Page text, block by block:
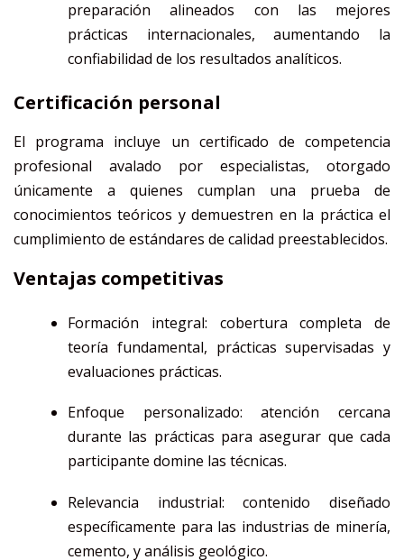
preparación alineados con las mejores
prácticas internacionales, aumentando la
confiabilidad de los resultados analíticos.
Certificación personal
El programa incluye un certificado de competencia
profesional avalado por especialistas, otorgado
únicamente a quienes cumplan una prueba de
conocimientos teóricos y demuestren en la práctica el
cumplimiento de estándares de calidad preestablecidos.
Ventajas competitivas
Formación integral: cobertura completa de
teoría fundamental, prácticas supervisadas y
evaluaciones prácticas.
Enfoque personalizado: atención cercana
durante las prácticas para asegurar que cada
participante domine las técnicas.
Relevancia industrial: contenido diseñado
específicamente para las industrias de minería,
cemento, y análisis geológico.